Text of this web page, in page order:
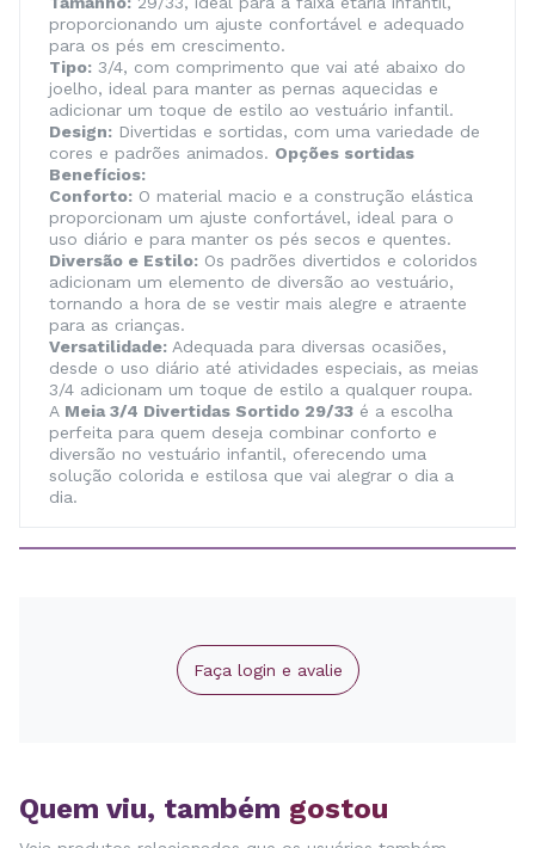
proporcionando um ajuste confortável e adequado
para os pés em crescimento.
Tipo: 3/4, com comprimento que vai até abaixo do
joelho, ideal para manter as pernas aquecidas e
adicionar um toque de estilo ao vestuário infantil.
Design: Divertidas e sortidas, com uma variedade de
cores e padrões animados. Opções sortidas
Benefícios:
Conforto: O material macio e a construção elástica
proporcionam um ajuste confortável, ideal para o
uso diário e para manter os pés secos e quentes.
Diversão e Estilo: Os padrões divertidos e coloridos
adicionam um elemento de diversão ao vestuário,
tornando a hora de se vestir mais alegre e atraente
para as crianças.
Versatilidade: Adequada para diversas ocasiões,
desde o uso diário até atividades especiais, as meias
3/4 adicionam um toque de estilo a qualquer roupa.
A Meia 3/4 Divertidas Sortido 29/33 é a escolha
perfeita para quem deseja combinar conforto e
diversão no vestuário infantil, oferecendo uma
solução colorida e estilosa que vai alegrar o dia a
dia.
Faça login e avalie
Quem viu, também gostou